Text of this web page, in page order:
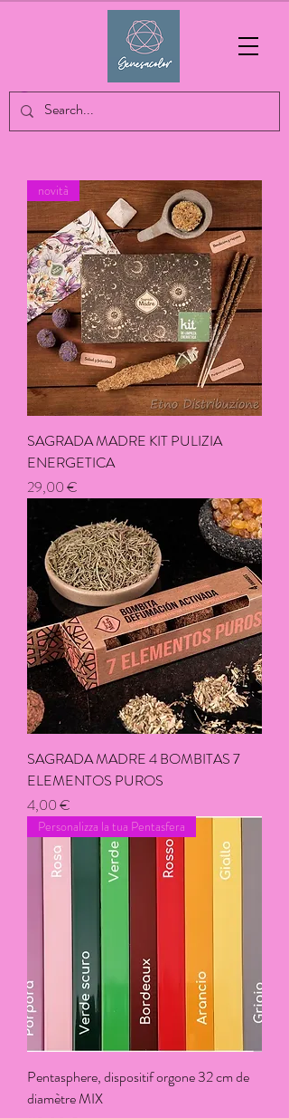
novità
SAGRADA MADRE KIT PULIZIA
ENERGETICA
Prix
29,00 €
SAGRADA MADRE 4 BOMBITAS 7
ELEMENTOS PUROS
Prix
4,00 €
Personalizza la tua Pentasfera
Pentasphere, dispositif orgone 32 cm de
diamètre MIX